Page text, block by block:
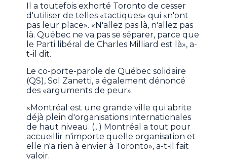
Il a toutefois exhorté Toronto de cesser
d'utiliser de telles «tactiques» qui «n'ont
pas leur place». «N'allez pas là, n'allez pas
là. Québec ne va pas se séparer, parce que
le Parti libéral de Charles Milliard est là», a-
t-il dit.
Le co-porte-parole de Québec solidaire
(QS), Sol Zanetti, a également dénoncé
des «arguments de peur».
«Montréal est une grande ville qui abrite
déjà plein d'organisations internationales
de haut niveau. (...) Montréal a tout pour
accueillir n'importe quelle organisation et
elle n'a rien à envier à Toronto», a-t-il fait
valoir.